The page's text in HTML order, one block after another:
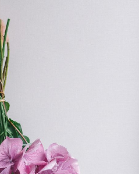
ビスですか？
サービスではありません。好
だけます。
りますか？
配送には対応しておりませ